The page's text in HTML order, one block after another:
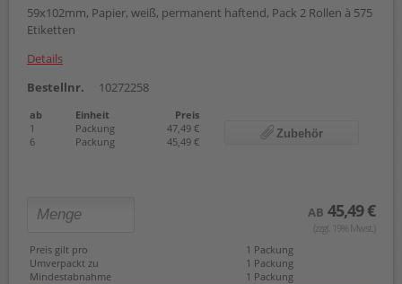
59x102mm, Papier, weiß, permanent haftend, Pack 2 Rollen à 575
Etiketten
Details
Bestellnr.
10272258
ab Einheit
Preis
1
Packung
47,49 €
6
Packung 45,49 €
Zubehör
AB 45,49 €
(zzgl. 19% Mwst.)
Preis gilt pro
1 Packung
Umverpackt zu
1 Packung
Mindestabnahme
1 Packung